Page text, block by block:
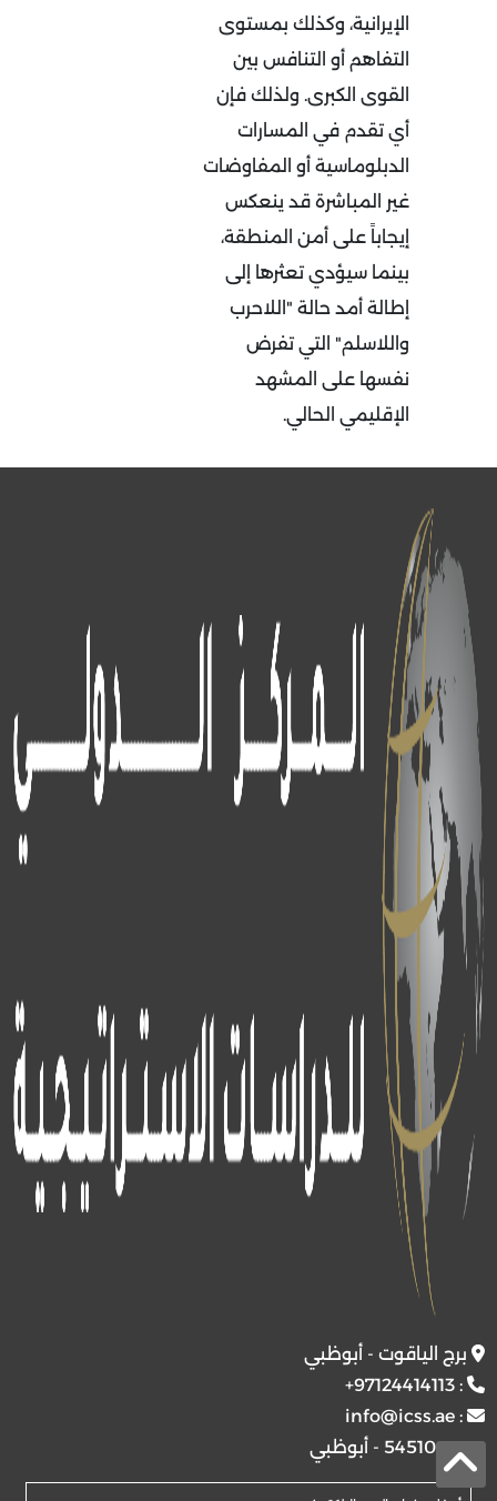
الإيرانية، وكذلك بمستوى
التفاهم أو التنافس بين
القوى الكبرى. ولذلك فإن
أي تقدم في المسارات
الدبلوماسية أو المفاوضات
غير المباشرة قد ينعكس
إيجاباً على أمن المنطقة،
بينما سيؤدي تعثرها إلى
إطالة أمد حالة "اللاحرب
واللاسلم" التي تفرض
نفسها على المشهد
الإقليمي الحالي.
برج الياقوت - أبوظبي
:
+97124414113
:
info@icss.ae
ص.ب54510 - أبوظبي